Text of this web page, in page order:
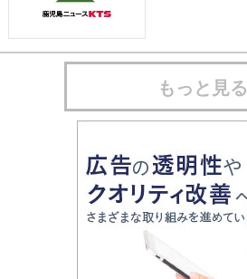
もっと見る